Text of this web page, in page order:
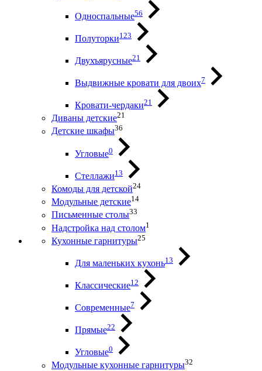
Односпальные56
Полуторки123
Двухъярусные21
Выдвижные кровати для двоих7
Кровати-чердаки21
Диваны детские21
Детские шкафы36
Угловые0
Стеллажи13
Комоды для детской24
Модульные детские14
Письменные столы33
Надстройка над столом1
Кухонные гарнитуры25
Для маленьких кухонь13
Классические12
Современные7
Прямые22
Угловые0
Модульные кухонные гарнитуры32